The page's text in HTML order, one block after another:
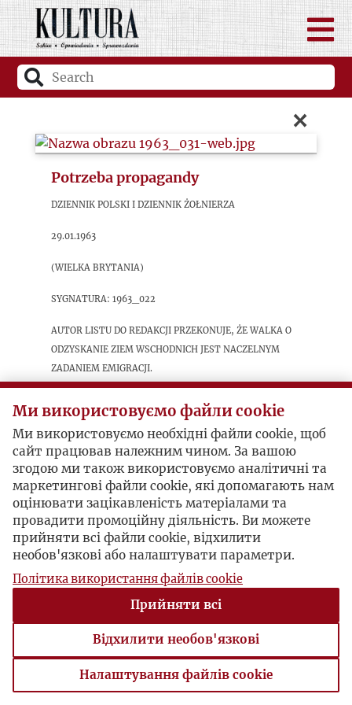
×
Potrzeba propagandy
Dziennik Polski i Dziennik Żołnierza
29.01.1963
(Wielka Brytania)
sygnatura: 1963_022
Autor listu do redakcji przekonuje, że walka o
odzyskanie Ziem Wschodnich jest naczelnym
zadaniem emigracji.
Postacie powiązane
Autor publikacji:J. Cis
Ми використовуємо файли cookie
Ми використовуємо необхідні файли cookie, щоб
сайт працював належним чином. За вашою
згодою ми також використовуємо аналітичні та
маркетингові файли cookie, які допомагають нам
оцінювати зацікавленість матеріалами та
провадити промоційну діяльність. Ви можете
прийняти всі файли cookie, відхилити
необов'язкові або налаштувати параметри.
Політика використання файлів cookie
Прийняти всі
Відхилити необов'язкові
Налаштування файлів cookie
Налаштування файлів cookie